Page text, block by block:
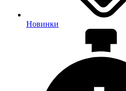
Новинки